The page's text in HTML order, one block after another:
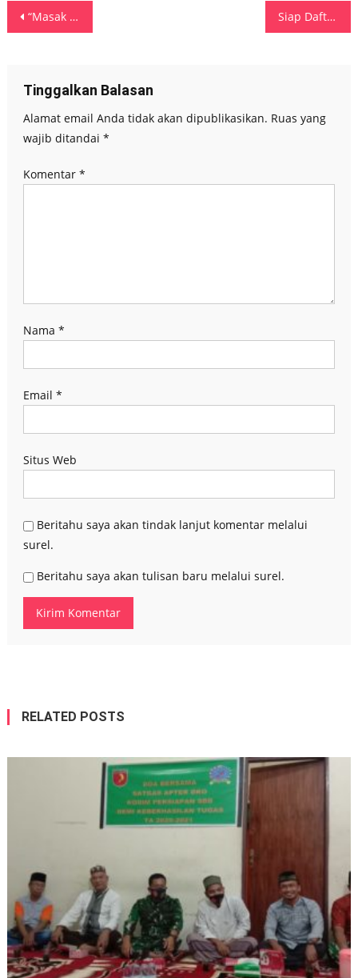
Navigasi
“Masak itu Barang” MI-BMW Kantongi Golkar Siap Daftar di KPU Buru, Mandat Resmi Terima B1KWK Gerindra
Tinggalkan Balasan
Alamat email Anda tidak akan dipublikasikan. Ruas yang
wajib ditandai *
Komentar *
Nama *
Email *
Situs Web
Beritahu saya akan tindak lanjut komentar melalui
surel.
Beritahu saya akan tulisan baru melalui surel.
RELATED POSTS